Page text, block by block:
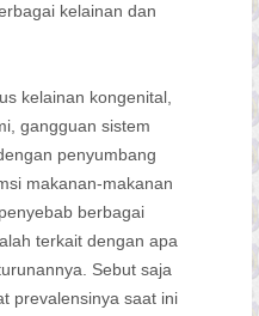
kelainan dan
kelainan kongenital,
gangguan sistem
penyumbang
makanan-makanan
berbagai
terkait dengan apa
Sebut saja
prevalensinya saat ini